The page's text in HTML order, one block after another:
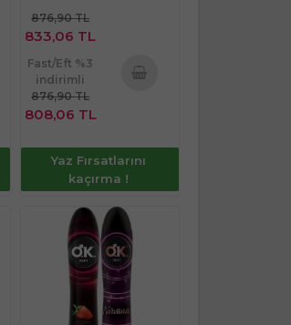
876,90 TL
833,06 TL
Fast/Eft %3
indirimli
876,90 TL
808,06 TL
Yaz Fırsatlarını
kaçırma !